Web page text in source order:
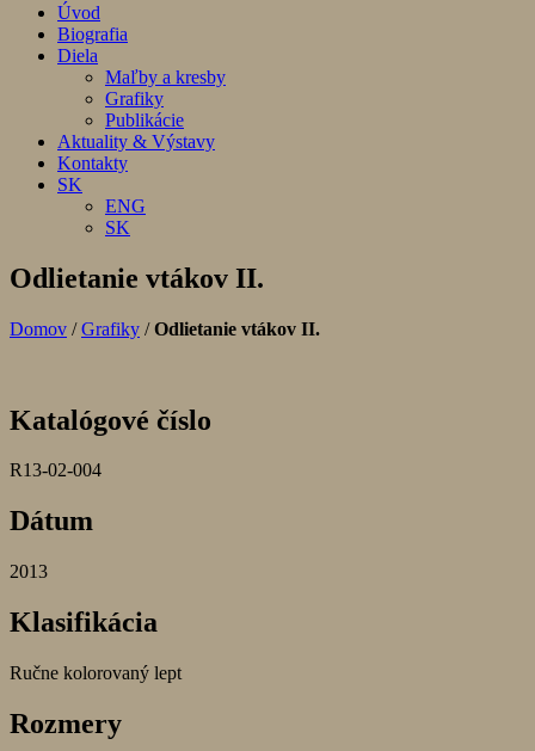
Úvod
Biografia
Diela
Maľby a kresby
Grafiky
Publikácie
Aktuality & Výstavy
Kontakty
SK
ENG
SK
Odlietanie vtákov II.
Domov /Grafiky /Odlietanie vtákov II.
Katalógové číslo
R13-02-004
Dátum
2013
Klasifikácia
Ručne kolorovaný lept
Rozmery